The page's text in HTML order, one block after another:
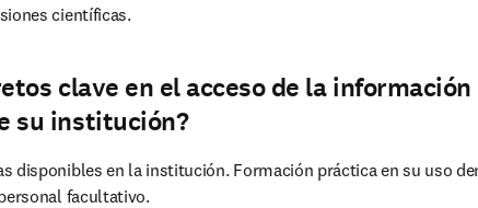
científicas.
clave en el acceso de la
su institución?
disponibles en la institución. Formación práctica en su uso
facultativo.